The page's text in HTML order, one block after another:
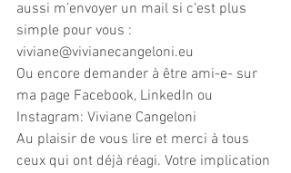
aussi m’envoyer un mail si c’est plus
simple pour vous :
viviane@vivianecangeloni.eu
Ou encore demander à être ami-e- sur
ma page Facebook, LinkedIn ou
Instagram: Viviane Cangeloni
Au plaisir de vous lire et merci à tous
ceux qui ont déjà réagi. Votre implication